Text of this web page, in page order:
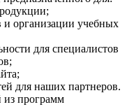
организации учебных
для специалистов
для наших партнеров.
из программ